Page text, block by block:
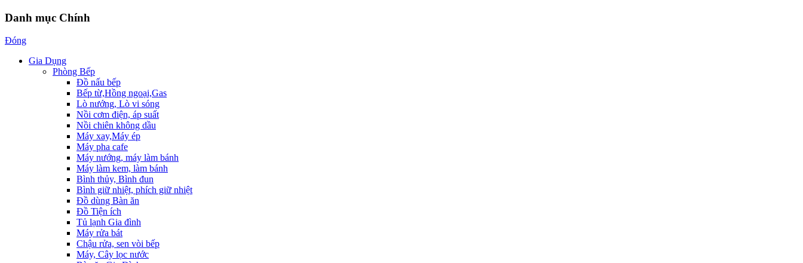
Danh mục Chính
Đóng
Gia Dụng
Phòng Bếp
Đồ nấu bếp
Bếp từ,Hồng ngoại,Gas
Lò nướng, Lò vi sóng
Nồi cơm điện, áp suất
Nồi chiên không dầu
Máy xay,Máy ép
Máy pha cafe
Máy nướng, máy làm bánh
Máy làm kem, làm bánh
Bình thủy, Bình đun
Bình giữ nhiệt, phích giữ nhiệt
Đồ dùng Bàn ăn
Đồ Tiện ích
Tủ lạnh Gia đình
Máy rửa bát
Chậu rửa, sen vòi bếp
Máy, Cây lọc nước